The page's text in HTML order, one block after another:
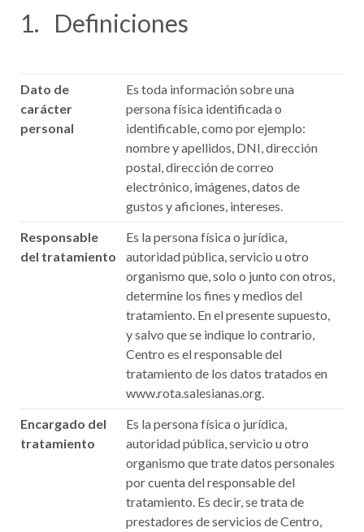
1. Definiciones
Dato de
carácter
personal
Es toda información sobre una
persona física identificada o
identificable, como por ejemplo:
nombre y apellidos, DNI, dirección
postal, dirección de correo
electrónico, imágenes, datos de
gustos y aficiones, intereses.
Responsable
del tratamiento
Es la persona física o jurídica,
autoridad pública, servicio u otro
organismo que, solo o junto con otros,
determine los fines y medios del
tratamiento. En el presente supuesto,
y salvo que se indique lo contrario,
Centro es el responsable del
tratamiento de los datos tratados en
www.rota.salesianas.org.
Encargado del
tratamiento
Es la persona física o jurídica,
autoridad pública, servicio u otro
organismo que trate datos personales
por cuenta del responsable del
tratamiento. Es decir, se trata de
prestadores de servicios de Centro,